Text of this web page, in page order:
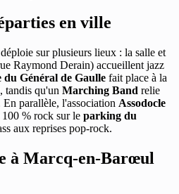
en ville
sur plusieurs lieux : la salle et
Raymond Derain) accueillent jazz
du Général de Gaulle fait place à la
tandis qu'un Marching Band relie
parallèle, l'association Assodocle
100 % rock sur le parking du
aux reprises pop-rock.
à Marcq-en-Barœul